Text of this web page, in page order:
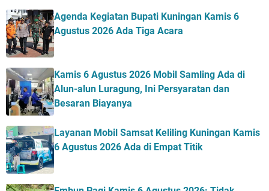
Agenda Kegiatan Bupati Kuningan Kamis 6
Agustus 2026 Ada Tiga Acara
Kamis 6 Agustus 2026 Mobil Samling Ada di
Alun-alun Luragung, Ini Persyaratan dan
Besaran Biayanya
Layanan Mobil Samsat Keliling Kuningan Kamis
6 Agustus 2026 Ada di Empat Titik